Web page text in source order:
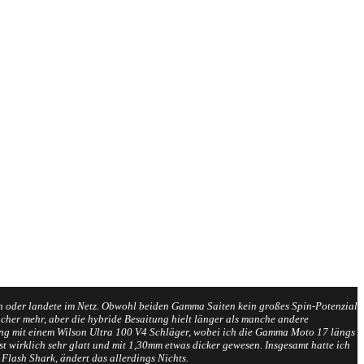
landete im Netz. Obwohl beiden Gamma Saiten kein großes Spin-Potenzial
mehr, aber die hybride Besaitung hielt länger als manche andere
mit einem Wilson Ultra 100 V4 Schläger, wobei ich die Gamma Moto 17 längs
sehr glatt und mit 1,30mm etwas dicker gewesen. Insgesamt hatte ich
Shark, ändert das allerdings Nichts.